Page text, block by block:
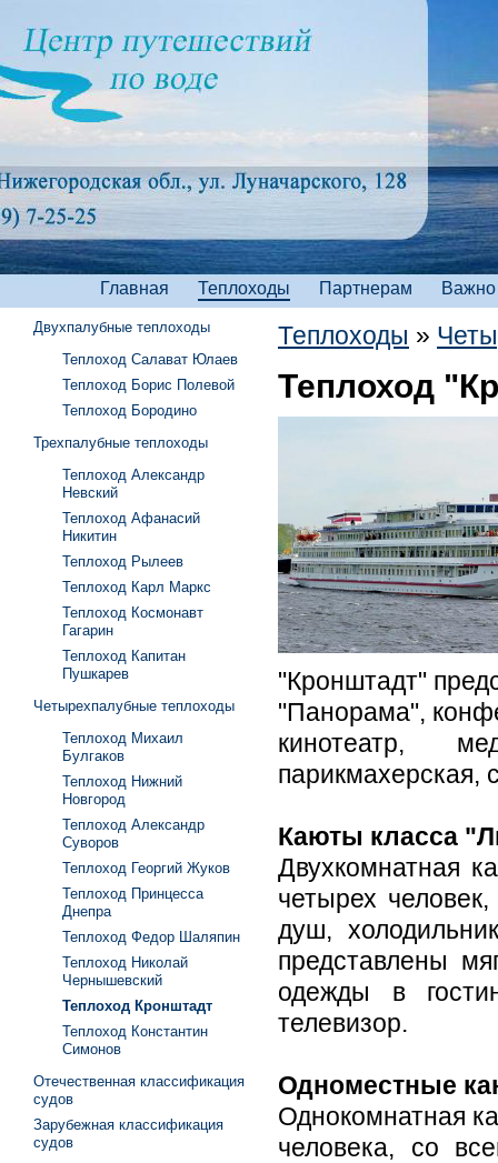
Главная Теплоходы Партнерам Важно
Теплоходы »
Теплоход
"Кронштадт"
"Панорама",
кинотеатр,
парикмахерская,
Каюты класса
Двухкомнатная
четырех
душ,
представлены
одежды в
телевизор.
Одноместные
Однокомнатная
человека, со
Двухпалубные теплоходы
Теплоход Салават Юлаев
Теплоход Борис Полевой
Теплоход Бородино
Трехпалубные теплоходы
Теплоход Александр
Невский
Теплоход Афанасий
Никитин
Теплоход Рылеев
Теплоход Карл Маркс
Теплоход Космонавт
Гагарин
Теплоход Капитан
Пушкарев
Четырехпалубные теплоходы
Теплоход Михаил
Булгаков
Теплоход Нижний
Новгород
Теплоход Александр
Суворов
Теплоход Георгий Жуков
Теплоход Принцесса
Днепра
Теплоход Федор Шаляпин
Теплоход Николай
Чернышевский
Теплоход Кронштадт
Теплоход Константин
Симонов
Отечественная классификация
судов
Зарубежная классификация
судов